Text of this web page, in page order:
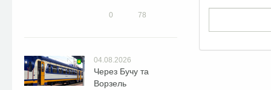
0 78
04.08.2026
Через Бучу та
Ворзель